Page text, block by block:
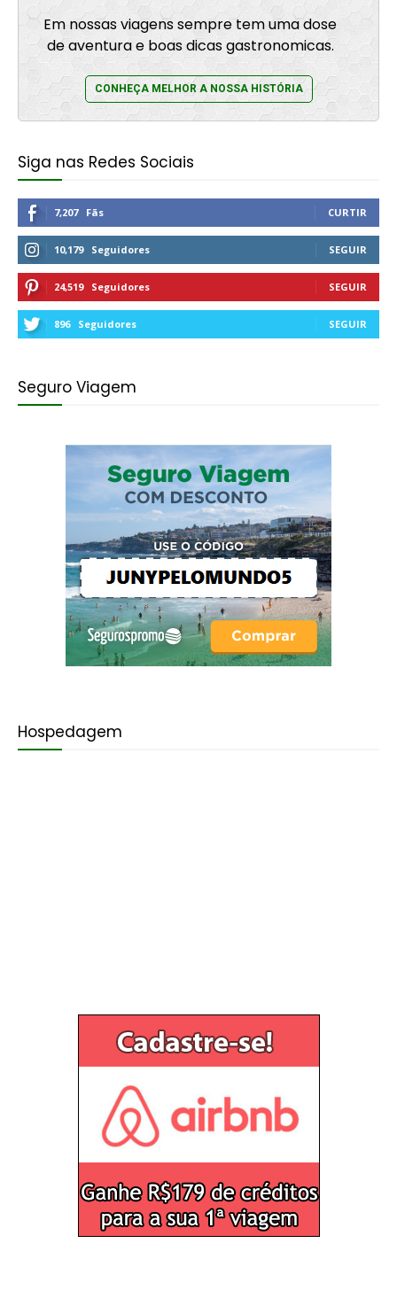
Em nossas viagens sempre tem uma dose
de aventura e boas dicas gastronomicas.
CONHEÇA MELHOR A NOSSA HISTÓRIA
Siga nas Redes Sociais
7,207 Fãs CURTIR
10,179 Seguidores SEGUIR
24,519 Seguidores SEGUIR
896 Seguidores SEGUIR
Seguro Viagem
Hospedagem